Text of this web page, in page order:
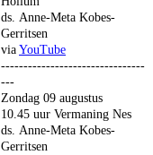
ds. Anne-Meta Kobes-
Gerritsen
via YouTube
--------------------------------
---
Zondag 09 augustus
10.45 uur Vermaning Nes
ds. Anne-Meta Kobes-
Gerritsen